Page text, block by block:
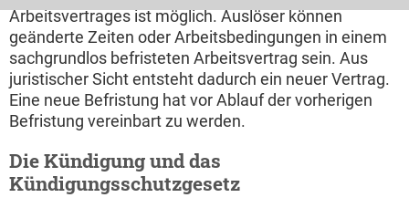
Arbeitsvertrages ist möglich. Auslöser können
geänderte Zeiten oder Arbeitsbedingungen in einem
sachgrundlos befristeten Arbeitsvertrag sein. Aus
juristischer Sicht entsteht dadurch ein neuer Vertrag.
Eine neue Befristung hat vor Ablauf der vorherigen
Befristung vereinbart zu werden.
Die Kündigung und das
Kündigungsschutzgesetz